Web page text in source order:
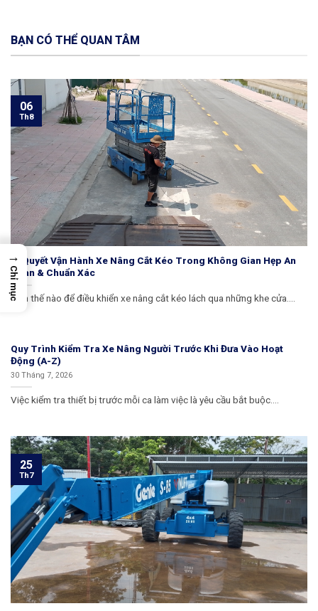
BẠN CÓ THỂ QUAN TÂM
Bí Quyết Vận Hành Xe Nâng Cắt Kéo Trong Không Gian Hẹp An
Toàn & Chuẩn Xác
Làm thế nào để điều khiển xe nâng cắt kéo lách qua những khe cửa....
06
Th8
Quy Trình Kiểm Tra Xe Nâng Người Trước Khi Đưa Vào Hoạt
Động (A-Z)
30 Tháng 7, 2026
Việc kiểm tra thiết bị trước mỗi ca làm việc là yêu cầu bắt buộc....
25
Th7
→
Chỉ mục